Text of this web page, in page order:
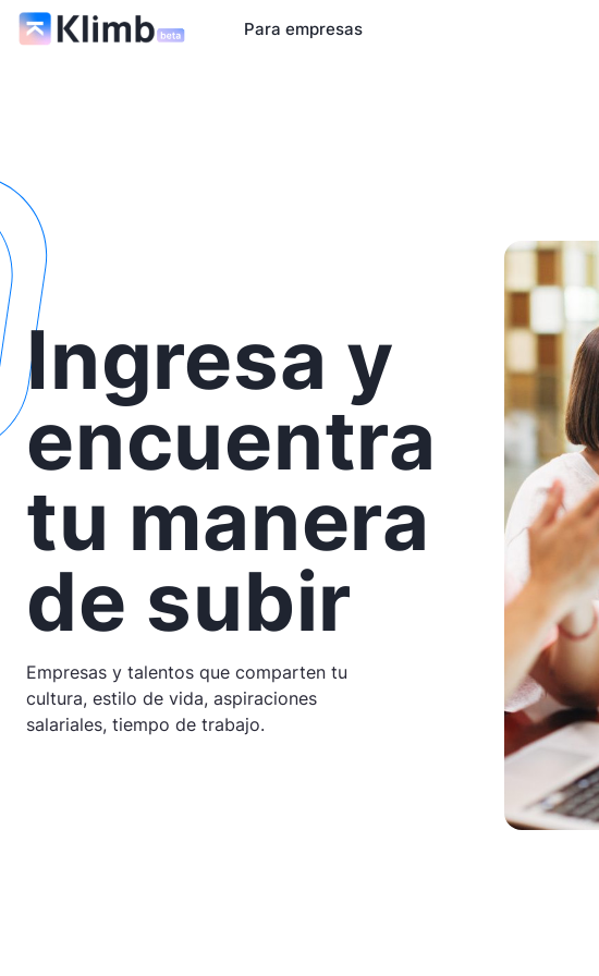
Para empresas
Ingresa y
encuentra
tu manera
de subir
Empresas y talentos que comparten tu
cultura, estilo de vida, aspiraciones
salariales, tiempo de trabajo.